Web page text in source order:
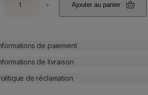
+ Ajouter au panier
de paiement
de livraison
de réclamation